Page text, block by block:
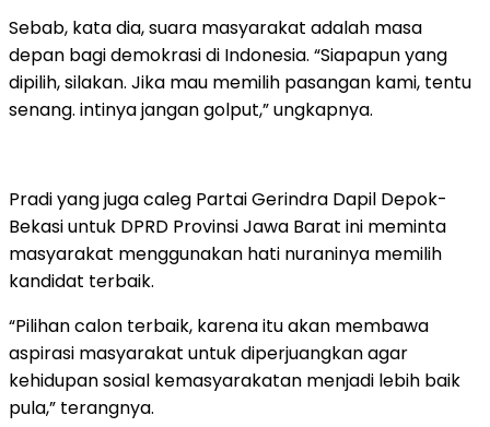
Sebab, kata dia, suara masyarakat adalah masa
depan bagi demokrasi di Indonesia. “Siapapun yang
dipilih, silakan. Jika mau memilih pasangan kami, tentu
senang. intinya jangan golput,” ungkapnya.
Pradi yang juga caleg Partai Gerindra Dapil Depok-
Bekasi untuk DPRD Provinsi Jawa Barat ini meminta
masyarakat menggunakan hati nuraninya memilih
kandidat terbaik.
“Pilihan calon terbaik, karena itu akan membawa
aspirasi masyarakat untuk diperjuangkan agar
kehidupan sosial kemasyarakatan menjadi lebih baik
pula,” terangnya.